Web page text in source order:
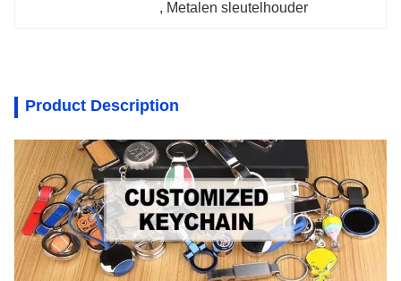
, Metalen sleutelhouder
Product Description